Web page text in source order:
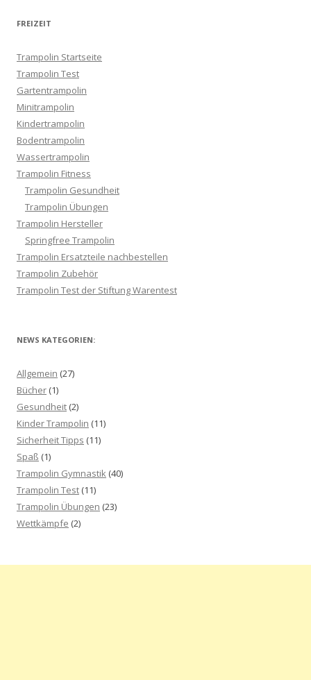
FREIZEIT
Trampolin Startseite
Trampolin Test
Gartentrampolin
Minitrampolin
Kindertrampolin
Bodentrampolin
Wassertrampolin
Trampolin Fitness
Trampolin Gesundheit
Trampolin Übungen
Trampolin Hersteller
Springfree Trampolin
Trampolin Ersatzteile nachbestellen
Trampolin Zubehör
Trampolin Test der Stiftung Warentest
NEWS KATEGORIEN:
Allgemein (27)
Bücher (1)
Gesundheit (2)
Kinder Trampolin (11)
Sicherheit Tipps (11)
Spaß (1)
Trampolin Gymnastik (40)
Trampolin Test (11)
Trampolin Übungen (23)
Wettkämpfe (2)